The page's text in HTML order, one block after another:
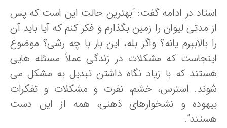
در ادامه گفت: “بهترین حالت این است که پس
مدتی لیوان را زمین بگذارم و فکر کنم که آیا باید آن
بالاببرم یانه؟ واگر بله، این بار با چه رشی؟ موضوع
که مشکلات در زندگی عملاً مسئله هایی
که با زیاد نگاه داشتن تبدیل به مشکل می
استرس، خشم، نفرت و مشکلات و تفکرات
و نشخوارهای ذهنی، همه از این دست